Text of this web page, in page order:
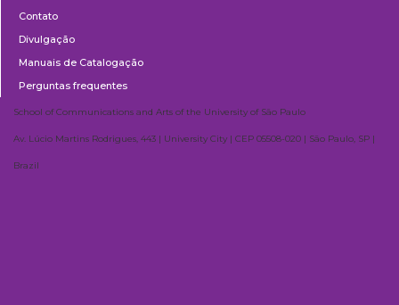
Contato
Divulgação
Manuais de Catalogação
Perguntas frequentes
School of Communications and Arts of the University of São Paulo
Av. Lúcio Martins Rodrigues, 443 | University City | CEP 05508-020 | São Paulo, SP |
Brazil